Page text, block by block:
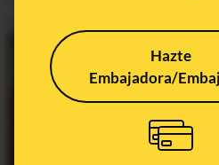
Hazte
Embajadora/